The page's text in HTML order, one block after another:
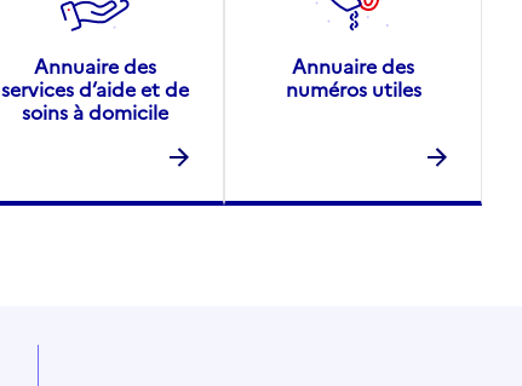
Annuaire des
services d’aide et de
soins à domicile
Annuaire des
numéros utiles